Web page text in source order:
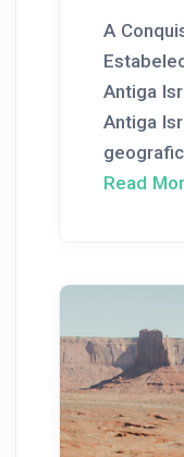
A
Antiga
Antiga
Read